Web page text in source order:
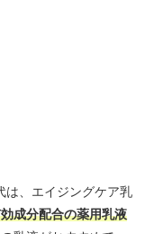
は、エイジングケア乳
成分配合の薬用乳液